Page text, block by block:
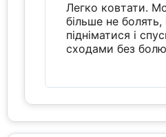
Легко ковтати.
більше не
підніматися і
сходами без болю